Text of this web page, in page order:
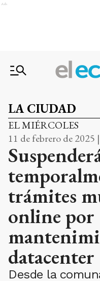
Ads
LA CIUDAD
EL MIÉRCOLES
11 de febrero de 2025
trámites
online por
datacenter
Desde la